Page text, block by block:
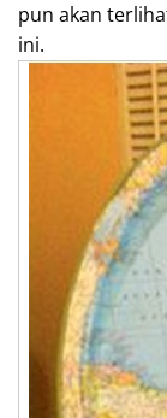
pun akan
ini.